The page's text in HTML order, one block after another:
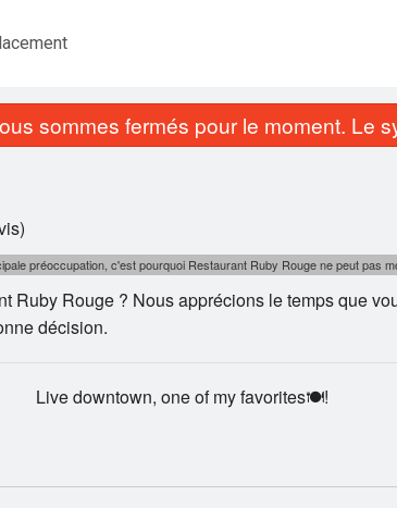
sommes fermés pour le moment. Le
préoccupation, c'est pourquoi Restaurant Ruby Rouge ne peut pas
Ruby Rouge ? Nous apprécions le temps que
décision.
Live downtown, one of my favorites🍽️!